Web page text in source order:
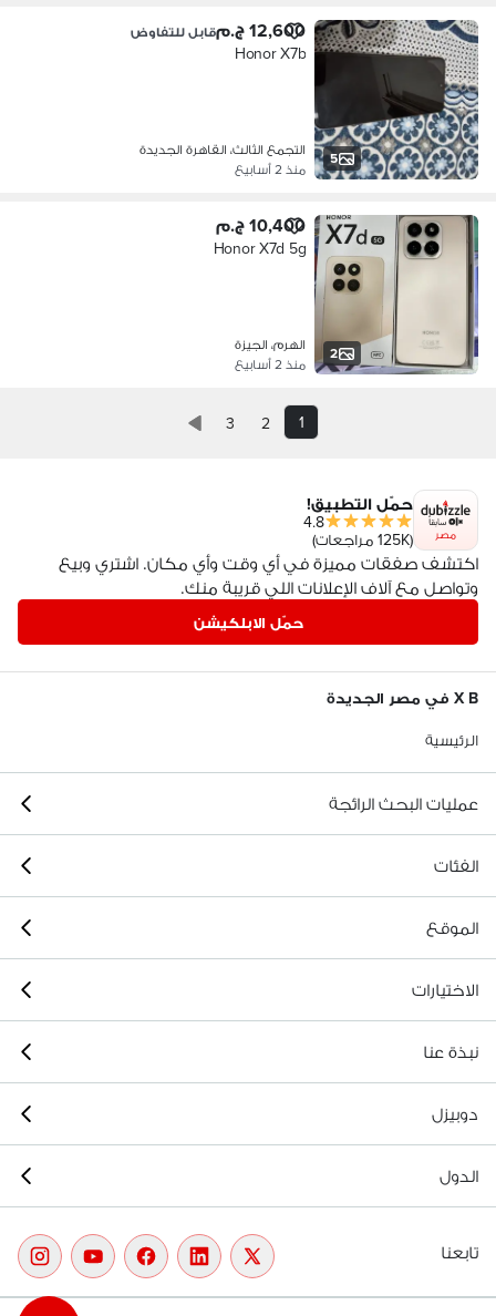
5
12,600 ج.م قابل للتفاوض
Honor X7b
التجمع الثالث، القاهرة الجديدة
منذ 2 أسابيع
2
10,400 ج.م
Honor X7d 5g
الهرم، الجيزة
منذ 2 أسابيع
1
2
3
مصر
حمّل التطبيق!
4.8
(125K مراجعات)
اكتشف صفقات مميزة في أي وقت وأي مكان. اشتري وبيع
وتواصل مع آلاف الإعلانات اللي قريبة منك.
حمّل الابلكيشن
X B في مصر الجديدة
الرئيسية
عمليات البحث الرائجة
الفئات
الموقع
الاختيارات
نبذة عنا
دوبيزل
الدول
تابعنا